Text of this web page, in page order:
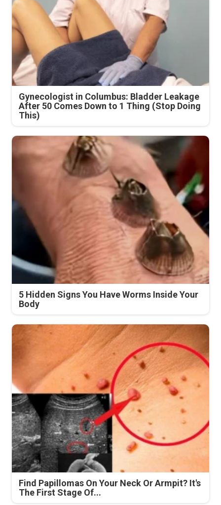
Gynecologist in Columbus: Bladder Leakage
After 50 Comes Down to 1 Thing (Stop Doing
This)
5 Hidden Signs You Have Worms Inside Your
Body
Find Papillomas On Your Neck Or Armpit? It's
The First Stage Of...